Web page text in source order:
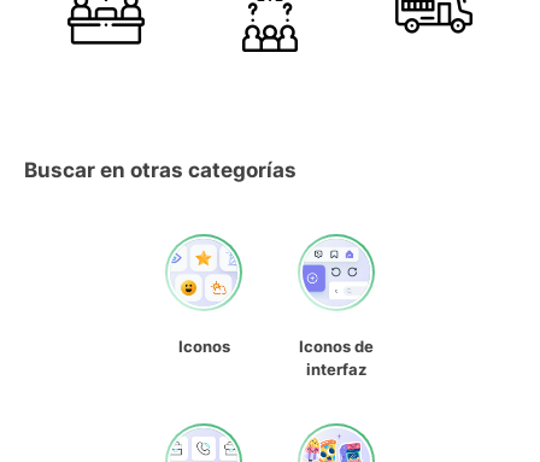
Buscar en otras categorías
Iconos
Iconos de
interfaz